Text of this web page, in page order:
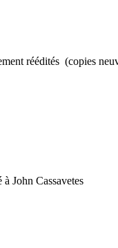
réédités (copies
John Cassavetes